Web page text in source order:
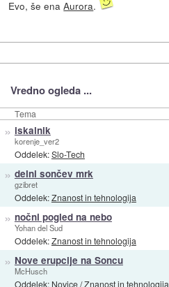
Evo, še enaAurora.
Vredno ogleda ...
Tema
» iskalnik
korenje_ver2
Oddelek:Slo-Tech
» delni sončev mrk
gzibret
Oddelek:Znanost in tehnologija
» nočni pogled na nebo
Yohan del Sud
Oddelek:Znanost in tehnologija
» Nove erupcije na Soncu
McHusch
Oddelek: Novice/Znanost in tehnologija